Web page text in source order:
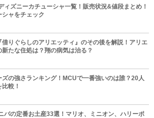
ィズニーカチューシャ一覧！販売状況&値段まとめ！
シャをチェック
借りぐらしのアリエッティ』のその後を解説！アリエ
新たな住処は？翔の病気は治る？
ズの強さランキング！MCUで一番強いのは誰？20人
較！
バの定番お土産33選！マリオ、ミニオン、ハリーポ